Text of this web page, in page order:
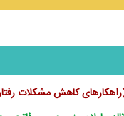
(راهکارهای کاهش مشکلات